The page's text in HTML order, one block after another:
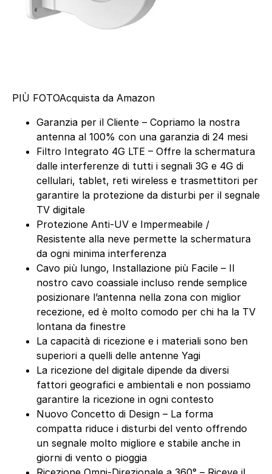
PIÙ FOTOAcquista da Amazon
Garanzia per il Cliente – Copriamo la nostra
antenna al 100% con una garanzia di 24 mesi
Filtro Integrato 4G LTE – Offre la schermatura
dalle interferenze di tutti i segnali 3G e 4G di
cellulari, tablet, reti wireless e trasmettitori per
garantire la protezione da disturbi per il segnale
TV digitale
Protezione Anti-UV e Impermeabile /
Resistente alla neve permette la schermatura
da ogni minima interferenza
Cavo più lungo, Installazione più Facile – Il
nostro cavo coassiale incluso rende semplice
posizionare l’antenna nella zona con miglior
recezione, ed è molto comodo per chi ha la TV
lontana da finestre
La capacità di ricezione e i materiali sono ben
superiori a quelli delle antenne Yagi
La ricezione del digitale dipende da diversi
fattori geografici e ambientali e non possiamo
garantire la ricezione in ogni contesto
Nuovo Concetto di Design – La forma
compatta riduce i disturbi del vento offrendo
un segnale molto migliore e stabile anche in
giorni di vento o pioggia